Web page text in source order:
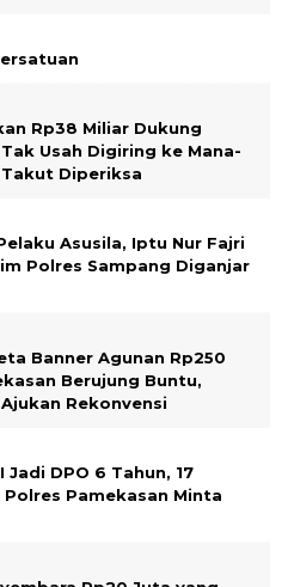
Rp38 Miliar Dukung
Usah Digiring ke Mana-
Takut Diperiksa
Asusila, Iptu Nur Fajri
Polres Sampang Diganjar
Banner Agunan Rp250
Berujung Buntu,
Rekonvensi
Jadi DPO 6 Tahun, 17
Pamekasan Minta